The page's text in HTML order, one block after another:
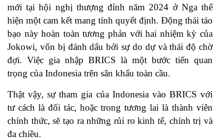
mới tại hội nghị thượng đỉnh năm 2024 ở Nga thể
hiện một cam kết mang tính quyết định. Động thái táo
bạo này hoàn toàn tương phản với hai nhiệm kỳ của
Jokowi, vốn bị đánh dấu bởi sự do dự và thái độ chờ
đợi. Việc gia nhập BRICS là một bước tiến quan
trọng của Indonesia trên sân khấu toàn cầu.
Thật vậy, sự tham gia của Indonesia vào BRICS với
tư cách là đối tác, hoặc trong tương lai là thành viên
chính thức, sẽ tạo ra những rủi ro kinh tế, chính trị và
đa chiều.